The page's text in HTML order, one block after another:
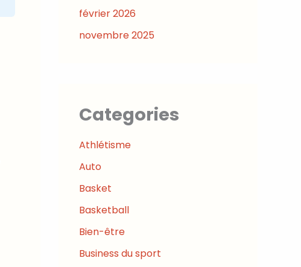
février 2026
novembre 2025
Categories
Athlétisme
Auto
Basket
Basketball
Bien-être
Business du sport